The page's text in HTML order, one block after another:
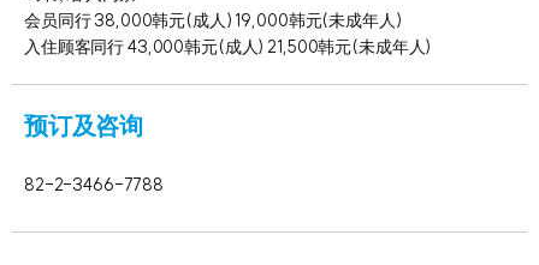
会员同行 38,000韩元(成人) 19,000韩元(未成年人)
入住顾客同行 43,000韩元(成人) 21,500韩元(未成年人)
预订及咨询
82-2-3466-7788